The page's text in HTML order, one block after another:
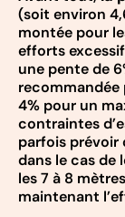
(soit environ
montée pour
efforts
une pente de
recommandée
4% pour un
contraintes
parfois prévoir
dans le cas de
les 7 à 8
maintenant